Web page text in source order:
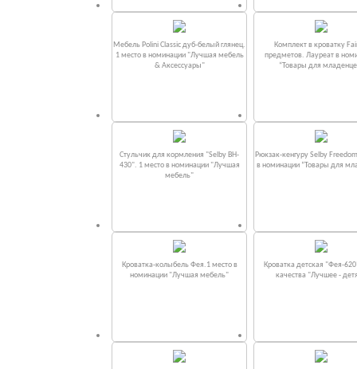
Мебель Polini Classic дуб-белый глянец.
1 место в номинации "Лучшая мебель
& Аксессуары"
Комплект в кроватку
предметов. Лауреат в
“Товары для
Стульчик для кормления "Selby BH-
430". 1 место в номинации "Лучшая
мебель"
Рюкзак-кенгуру Selby
в номинации “Товары для
Кроватка-колыбель Фея.1 место в
номинации "Лучшая мебель"
Кроватка детская "Фея-
качества "Лучшее -